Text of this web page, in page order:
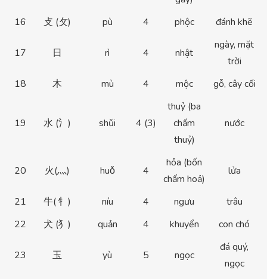
16 攴 (攵) pù 4 phộc đánh khẽ
17 日 rì 4 nhật
ngày, mặt
trời
18
木 mù 4 mộc gỗ, cây cối
19 水 (氵) shǔi 4 (3)
thuỷ (ba
chấm
thuỷ)
nước
20 火(灬) huǒ 4
hỏa (bốn
chấm hoả)
lửa
21 牛( 牜) níu 4 ngưu
trâu
22
犬 (犭) quản 4 khuyển con chó
23 玉 yù 5 ngọc
đá quý,
ngọc